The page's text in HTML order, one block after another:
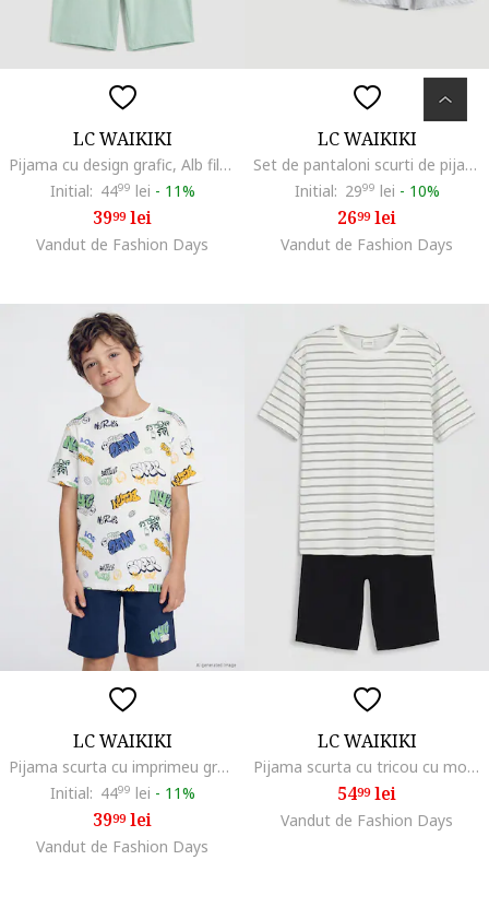
LC WAIKIKI
Pijama cu design grafic, Alb fildes/Verde pastel
Initial: 4499 lei - 11%
3999lei
Vandut de Fashion Days
LC WAIKIKI
Set de pantaloni scurti de pijama cu talie elastica - 2 perechi, Gri deschis/Albastru royal/Bleumarin
Initial: 2999 lei - 10%
2699lei
Vandut de Fashion Days
LC WAIKIKI
Pijama scurta cu imprimeu graffiti, Alb/Bleumarin
Initial: 4499 lei - 11%
3999lei
Vandut de Fashion Days
LC WAIKIKI
Pijama scurta cu tricou cu model in dungi, Alb/Negru antracit
5499lei
Vandut de Fashion Days